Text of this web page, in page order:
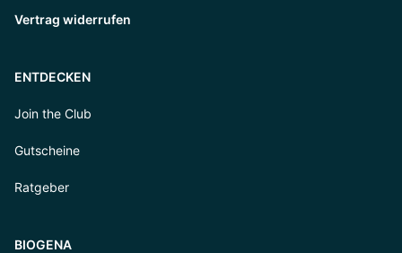
Vertrag widerrufen
ENTDECKEN
Join the Club
Gutscheine
Ratgeber
BIOGENA